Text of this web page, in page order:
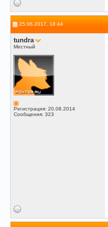
25.06.2017, 18:44
tundra
Местный
Регистрация: 20.08.2014
Сообщения: 323